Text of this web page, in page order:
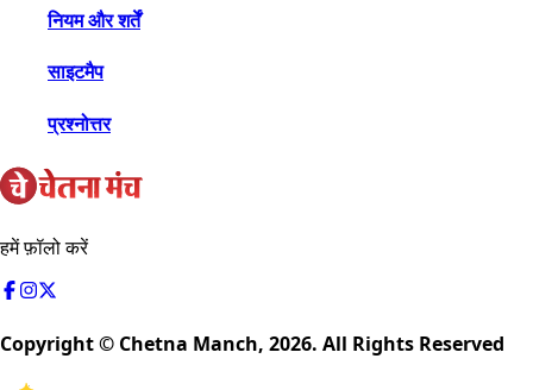
नियम और शर्तें
साइटमैप
प्रश्नोत्तर
हमें फ़ॉलो करें
Copyright © Chetna Manch, 2026. All Rights Reserved